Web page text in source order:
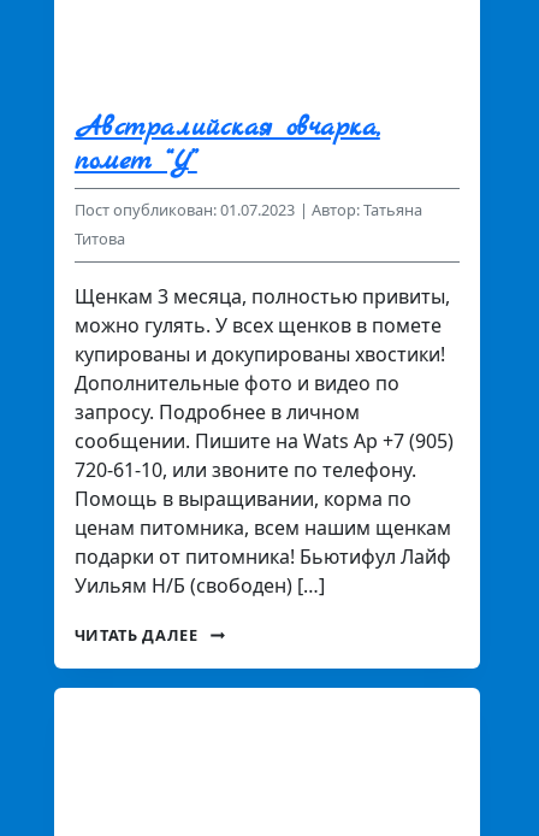
Австралийская овчарка,
помет “У”
Пост опубликован: 01.07.2023 | Автор: Татьяна
Титова
Щенкам 3 месяца, полностью привиты,
можно гулять. У всех щенков в помете
купированы и докупированы хвостики!
Дополнительные фото и видео по
запросу. Подробнее в личном
сообщении. Пишите на Wats Ap +7 (905)
720-61-10, или звоните по телефону.
Помощь в выращивании, корма по
ценам питомника, всем нашим щенкам
подарки от питомника! Бьютифул Лайф
Уильям Н/Б (свободен) […]
ЧИТАТЬ ДАЛЕЕ